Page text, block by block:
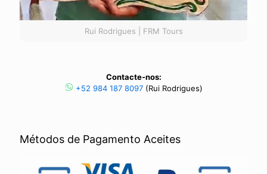
Rui Rodrigues | FRM Tours
Contacte-nos:
+52 984 187 8097(Rui Rodrigues)
Métodos de Pagamento Aceites